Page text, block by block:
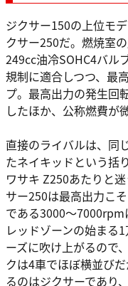
ジクサー150の上位モ
クサー250だ。燃焼室
249cc油冷SOHC4バル
規制に適合しつつ、最
プ。最高出力の発生
したほか、公称燃費が
直接のライバルは、同
たネイキッドという括
ワサキ Z250あたりと
サー250は最高出力こ
である3000～7000rpm
レッドゾーンの始まる
ーズに吹け上がるので
クは4車でほぼ横並び
るのはジクサーであり